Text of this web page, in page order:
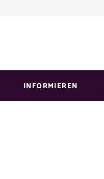
INFORMIEREN